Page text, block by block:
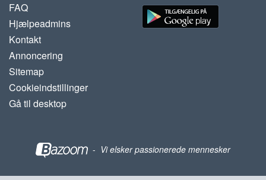
FAQ
Hjælpeadmins
Kontakt
Annoncering
Sitemap
Cookieindstillinger
Gå til desktop
- Vi elsker passionerede mennesker